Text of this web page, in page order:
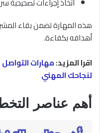
هذه المهارة تضمن بقاء
أهدافه بكفاءة.
اقرا المزيد:
لنجاحك المهني
أهم عناصر